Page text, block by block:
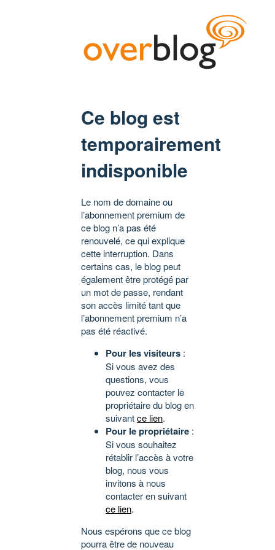
Ce blog est
temporairement
indisponible
Le nom de domaine ou
l’abonnement premium de
ce blog n’a pas été
renouvelé, ce qui explique
cette interruption. Dans
certains cas, le blog peut
également être protégé par
un mot de passe, rendant
son accès limité tant que
l’abonnement premium n’a
pas été réactivé.
Pour les visiteurs :
Si vous avez des
questions, vous
pouvez contacter le
propriétaire du blog en
suivantce lien.
Pour le propriétaire :
Si vous souhaitez
rétablir l’accès à votre
blog, nous vous
invitons à nous
contacter en suivant
ce lien.
Nous espérons que ce blog
pourra être de nouveau